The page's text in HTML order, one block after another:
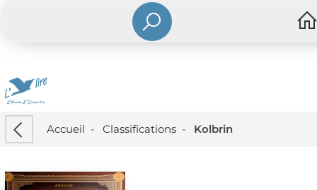
Accueil - Classifications- Kolbrin